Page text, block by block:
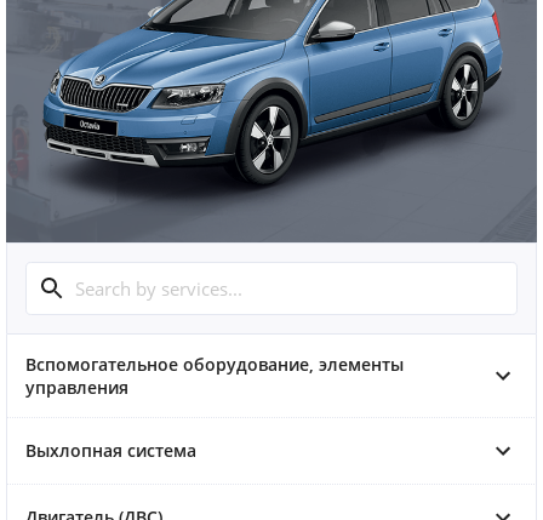
Вспомогательное оборудование, элементы
управления
Выхлопная система